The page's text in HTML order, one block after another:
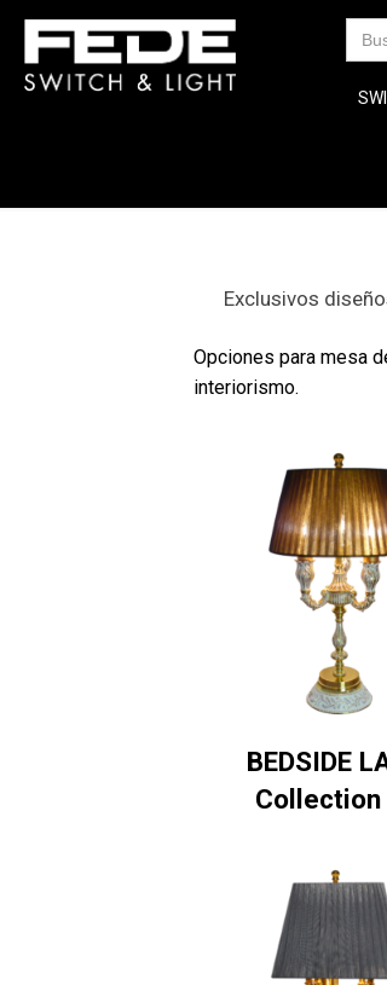
Exclusivos
Opciones para mesa
interiorismo.
BEDSIDE
Collection